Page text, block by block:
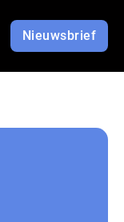
Nieuwsbrief